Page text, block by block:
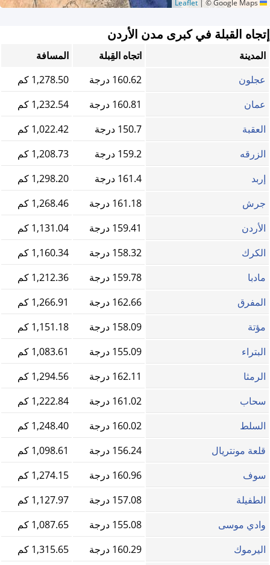
© Google Maps
إتجاه القبلة في كبرى مدن الأردن
المدينة اتجاه القِبلة
المسافة
عجلون
160.62 درجة
1,278.50 كم
عمان
160.81 درجة
1,232.54 كم
العقبة
150.7 درجة
1,022.42 كم
الزرقه
159.2 درجة
1,208.73 كم
إربد
161.4 درجة
1,298.20 كم
جرش
161.18 درجة
1,268.46 كم
الأردن
159.41 درجة
1,131.04 كم
الكرك
158.32 درجة
1,160.34 كم
مادبا
159.78 درجة
1,212.36 كم
المفرق
162.66 درجة
1,266.91 كم
مؤتة
158.09 درجة
1,151.18 كم
البتراء
155.09 درجة
1,083.61 كم
الرمثا
162.11 درجة
1,294.56 كم
سحاب
161.02 درجة
1,222.84 كم
السلط
160.02 درجة
1,248.40 كم
قلعة مونتريال
156.24 درجة
1,098.61 كم
سوف
160.96 درجة
1,274.15 كم
الطفيلة
157.08 درجة
1,127.97 كم
وادي موسى
155.08 درجة
1,087.65 كم
اليرموك
160.29 درجة
1,315.65 كم